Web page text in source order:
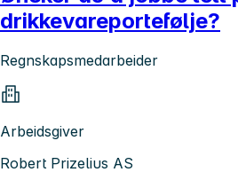
drikkevareportefølje?
Regnskapsmedarbeider
Arbeidsgiver
Robert Prizelius AS